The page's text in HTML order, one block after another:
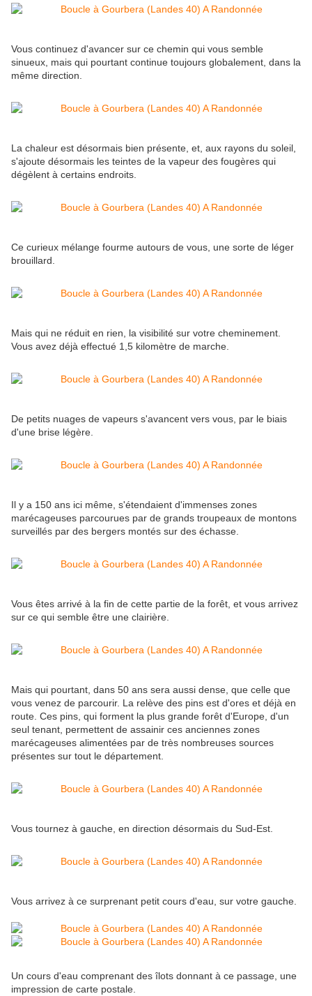
Vous continuez d'avancer sur ce chemin qui vous semble
sinueux, mais qui pourtant continue toujours globalement, dans la
même direction.
La chaleur est désormais bien présente, et, aux rayons du soleil,
s'ajoute désormais les teintes de la vapeur des fougères qui
dégèlent à certains endroits.
Ce curieux mélange fourme autours de vous, une sorte de léger
brouillard.
Mais qui ne réduit en rien, la visibilité sur votre cheminement.
Vous avez déjà effectué 1,5 kilomètre de marche.
De petits nuages de vapeurs s'avancent vers vous, par le biais
d'une brise légère.
Il y a 150 ans ici même, s'étendaient d'immenses zones
marécageuses parcourues par de grands troupeaux de montons
surveillés par des bergers montés sur des échasse.
Vous êtes arrivé à la fin de cette partie de la forêt, et vous arrivez
sur ce qui semble être une clairière.
Mais qui pourtant, dans 50 ans sera aussi dense, que celle que
vous venez de parcourir. La relève des pins est d'ores et déjà en
route. Ces pins, qui forment la plus grande forêt d'Europe, d'un
seul tenant, permettent de assainir ces anciennes zones
marécageuses alimentées par de très nombreuses sources
présentes sur tout le département.
Vous tournez à gauche, en direction désormais du Sud-Est.
Vous arrivez à ce surprenant petit cours d'eau, sur votre gauche.
Un cours d'eau comprenant des îlots donnant à ce passage, une
impression de carte postale.